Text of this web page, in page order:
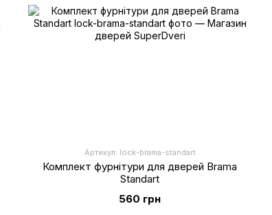
Артикул: lock-brama-standart
Комплект фурнітури для дверей Brama
Standart
560 грн